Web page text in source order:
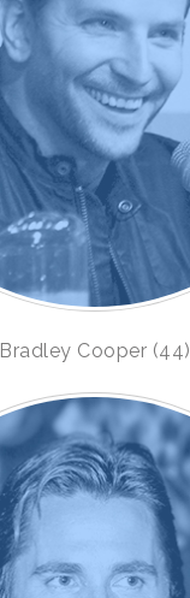
Bradley Cooper (44)